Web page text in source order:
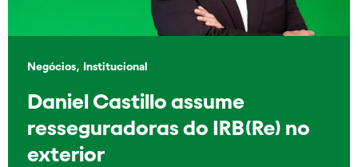
Negócios, Institucional
Daniel Castillo assume
resseguradoras do IRB(Re) no
exterior